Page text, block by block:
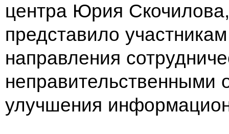
центра Юрия
представило
направления
неправительственными
улучшения